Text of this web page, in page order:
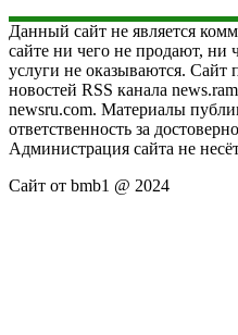
Данный сайт не является
сайте ни чего не продают, ни
услуги не оказываются. Сайт
новостей RSS канала
newsru.com. Материалы
ответственность за
Администрация сайта не
Сайт от bmb1 @ 2024